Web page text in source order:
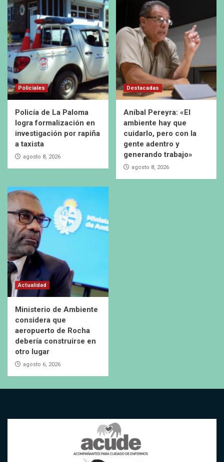
Policiales
Policía de La Paloma
logra formalización en
investigación por rapiña
a taxista
agosto 8, 2026
Destacadas
Aníbal Pereyra: «El
ambiente hay que
cuidarlo, pero con la
gente adentro y
generando trabajo»
agosto 8, 2026
Actualidad
Ministerio de Ambiente
considera que
aeropuerto de Rocha
debería construirse en
otro lugar
agosto 6, 2026